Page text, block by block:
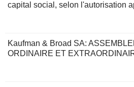
capital social, selon l'autorisation
Kaufman & Broad SA:
ORDINAIRE ET